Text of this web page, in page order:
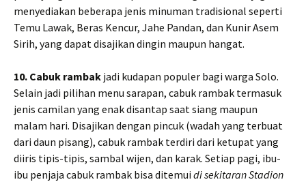
menyediakan beberapa jenis minuman tradisional seperti
Temu Lawak, Beras Kencur, Jahe Pandan, dan Kunir Asem
Sirih, yang dapat disajikan dingin maupun hangat.
10. Cabuk rambak jadi kudapan populer bagi warga Solo.
Selain jadi pilihan menu sarapan, cabuk rambak termasuk
jenis camilan yang enak disantap saat siang maupun
malam hari. Disajikan dengan pincuk (wadah yang terbuat
dari daun pisang), cabuk rambak terdiri dari ketupat yang
diiris tipis-tipis, sambal wijen, dan karak. Setiap pagi, ibu-
ibu penjaja cabuk rambak bisa ditemui di sekitaran Stadion